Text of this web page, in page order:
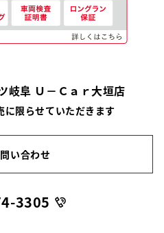
岐阜 Ｕ－Ｃａｒ大垣店
に限らせていただきます
い合わせ
3305